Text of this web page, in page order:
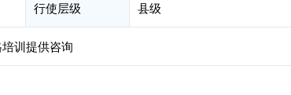
行使层级 县级
训提供咨询